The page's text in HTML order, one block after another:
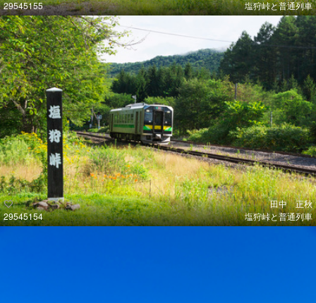
29545155
塩狩峠と普通列車
29545154
田中 正秋
塩狩峠と普通列車